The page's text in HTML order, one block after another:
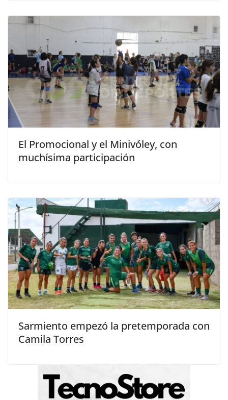
El Promocional y el Minivóley, con
muchísima participación
Sarmiento empezó la pretemporada con
Camila Torres